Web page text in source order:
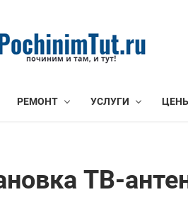
РЕМОНТ УСЛУГИ
ТВ-